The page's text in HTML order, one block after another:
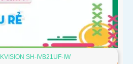
SH-IVB21UF-IW